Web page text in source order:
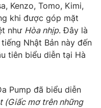
Kenzo, Tomo, Kimi,
khi được góp mặt
như Hòa nhịp. Đây là
Nhật Bản này đến
tiên biểu diễn tại Hà
Pump đã biểu diễn
(Giấc mơ trên những